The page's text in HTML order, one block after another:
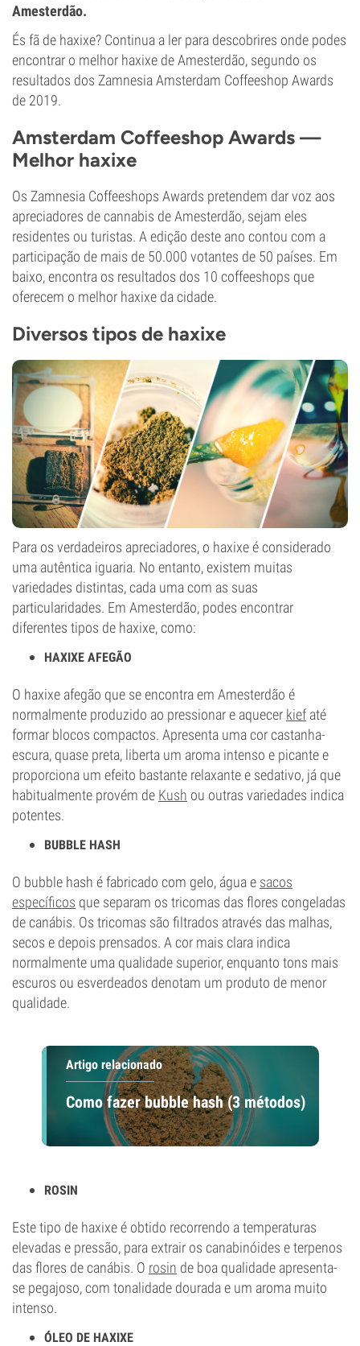
Amesterdão.
És fã de haxixe? Continua a ler para descobrires onde podes
encontrar o melhor haxixe de Amesterdão, segundo os
resultados dos Zamnesia Amsterdam Coffeeshop Awards
de 2019.
Amsterdam Coffeeshop Awards —
Melhor haxixe
Os Zamnesia Coffeeshops Awards pretendem dar voz aos
apreciadores de cannabis de Amesterdão, sejam eles
residentes ou turistas. A edição deste ano contou com a
participação de mais de 50.000 votantes de 50 países. Em
baixo, encontra os resultados dos 10 coffeeshops que
oferecem o melhor haxixe da cidade.
Diversos tipos de haxixe
Para os verdadeiros apreciadores, o haxixe é considerado
uma autêntica iguaria. No entanto, existem muitas
variedades distintas, cada uma com as suas
particularidades. Em Amesterdão, podes encontrar
diferentes tipos de haxixe, como:
HAXIXE AFEGÃO
O haxixe afegão que se encontra em Amesterdão é
normalmente produzido ao pressionar e aquecer kiefaté
formar blocos compactos. Apresenta uma cor castanha-
escura, quase preta, liberta um aroma intenso e picante e
proporciona um efeito bastante relaxante e sedativo, já que
habitualmente provém de Kush ou outras variedades indica
potentes.
BUBBLE HASH
O bubble hash é fabricado com gelo, água e sacos
específicos que separam os tricomas das flores congeladas
de canábis. Os tricomas são filtrados através das malhas,
secos e depois prensados. A cor mais clara indica
normalmente uma qualidade superior, enquanto tons mais
escuros ou esverdeados denotam um produto de menor
qualidade.
Artigo relacionado
Como fazer bubble hash (3 métodos)
ROSIN
Este tipo de haxixe é obtido recorrendo a temperaturas
elevadas e pressão, para extrair os canabinóides e terpenos
das flores de canábis. O rosin de boa qualidade apresenta-
se pegajoso, com tonalidade dourada e um aroma muito
intenso.
ÓLEO DE HAXIXE